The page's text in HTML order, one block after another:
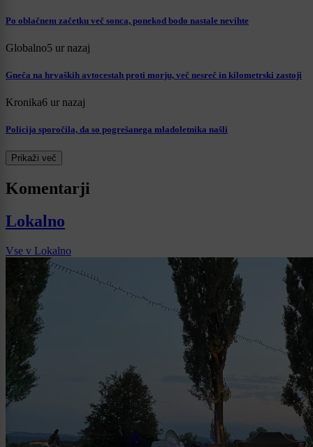
Po oblačnem začetku več sonca, ponekod bodo nastale nevihte
Globalno5 ur nazaj
Gneča na hrvaških avtocestah proti morju, več nesreč in kilometrski zastoji
Kronika6 ur nazaj
Policija sporočila, da so pogrešanega mladoletnika našli
Prikaži več
Komentarji
Lokalno
Vse v Lokalno